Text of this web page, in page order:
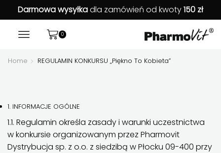
Darmowa wysyłkadla zamówień od kwoty150 zł
0
Home REGULAMIN KONKURSU „Piękno To Kobieta”
1. INFORMACJE OGÓLNE
1.1. Regulamin określa zasady i warunki uczestnictwa
w konkursie organizowanym przez Pharmovit
Dystrybucja sp. z o.o. z siedzibą w Płocku 09-400 przy